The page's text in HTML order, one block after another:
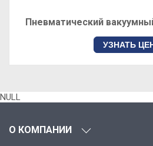
Пневматический
УЗНАТЬ
NULL
О КОМПАНИИ